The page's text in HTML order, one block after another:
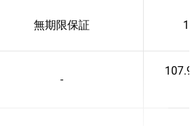
無期限保証
-